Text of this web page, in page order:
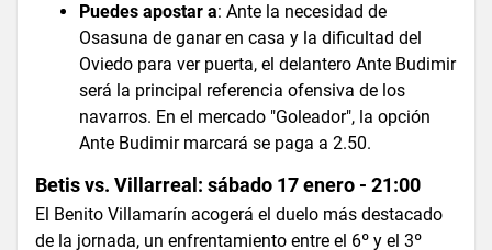
Puedes apostar a: Ante la necesidad de
Osasuna de ganar en casa y la dificultad del
Oviedo para ver puerta, el delantero Ante Budimir
será la principal referencia ofensiva de los
navarros. En el mercado "Goleador", la opción
Ante Budimir marcará se paga a 2.50.
Betis vs. Villarreal: sábado 17 enero - 21:00
El Benito Villamarín acogerá el duelo más destacado
de la jornada, un enfrentamiento entre el 6º y el 3º